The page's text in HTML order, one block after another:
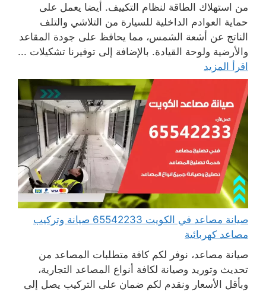
من استهلاك الطاقة لنظام التكييف. أيضا يعمل على
حماية العوادم الداخلية للسيارة من التلاشي والتلف
الناتج عن أشعة الشمس، مما يحافظ على جودة المقاعد
والأرضية ولوحة القيادة. بالإضافة إلى توفيرنا تشكيلات ...
اقرأ المزيد
صيانة مصاعد في الكويت 65542233 صيانة وتركيب
مصاعد كهربائية
صيانة مصاعد، نوفر لكم كافة متطلبات المصاعد من
تحديث وتوريد وصيانة لكافة أنواع المصاعد التجارية،
وبأقل الأسعار ونقدم لكم ضمان على التركيب يصل إلى